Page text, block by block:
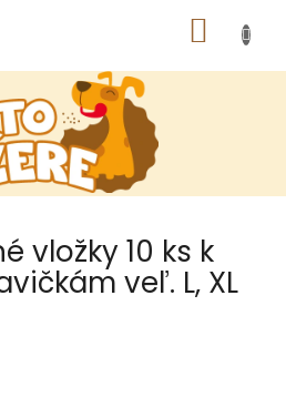
vložky 10 ks k
veľ. L, XL